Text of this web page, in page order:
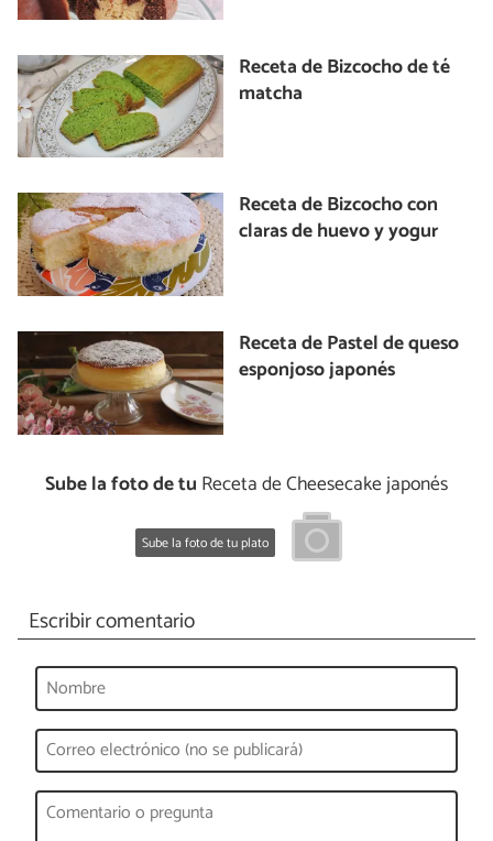
Receta de Bizcocho de té
matcha
Receta de Bizcocho con
claras de huevo y yogur
Receta de Pastel de queso
esponjoso japonés
Sube la foto de tu Receta de Cheesecake japonés
Sube la foto de tu plato
Escribir comentario